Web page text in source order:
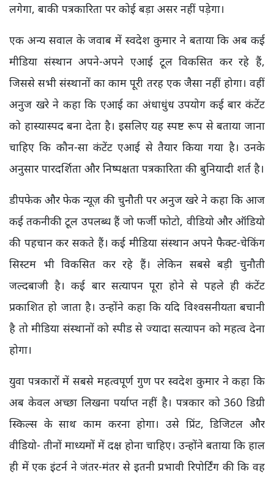
लगेगा, बाकी पत्रकारिता पर कोई बड़ा असर नहीं पड़ेगा।
एक अन्य सवाल के जवाब में स्वदेश कुमार ने बताया कि अब कई
मीडिया संस्थान अपने-अपने एआई टूल विकसित कर रहे हैं,
जिससे सभी संस्थानों का काम पूरी तरह एक जैसा नहीं होगा। वहीं
अनुज खरे ने कहा कि एआई का अंधाधुंध उपयोग कई बार कंटेंट
को हास्यास्पद बना देता है। इसलिए यह स्पष्ट रूप से बताया जाना
चाहिए कि कौन-सा कंटेंट एआई से तैयार किया गया है। उनके
अनुसार पारदर्शिता और निष्पक्षता पत्रकारिता की बुनियादी शर्त है।
डीपफेक और फेक न्यूज़ की चुनौती पर अनुज खरे ने कहा कि आज
कई तकनीकी टूल उपलब्ध हैं जो फर्जी फोटो, वीडियो और ऑडियो
की पहचान कर सकते हैं। कई मीडिया संस्थान अपने फैक्ट-चेकिंग
सिस्टम भी विकसित कर रहे हैं। लेकिन सबसे बड़ी चुनौती
जल्दबाजी है। कई बार सत्यापन पूरा होने से पहले ही कंटेंट
प्रकाशित हो जाता है। उन्होंने कहा कि यदि विश्वसनीयता बचानी
है तो मीडिया संस्थानों को स्पीड से ज्यादा सत्यापन को महत्व देना
होगा।
युवा पत्रकारों में सबसे महत्वपूर्ण गुण पर स्वदेश कुमार ने कहा कि
अब केवल अच्छा लिखना पर्याप्त नहीं है। पत्रकार को 360 डिग्री
स्किल्स के साथ काम करना होगा। उसे प्रिंट, डिजिटल और
वीडियो- तीनों माध्यमों में दक्ष होना चाहिए। उन्होंने बताया कि हाल
ही में एक इंटर्न ने जंतर-मंतर से इतनी प्रभावी रिपोर्टिंग की कि वह